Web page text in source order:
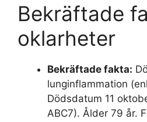
Bekräftade
oklarheter
Bekräftade fakta:
lunginflammation
Dödsdatum 11
ABC7). Ålder 79 år.